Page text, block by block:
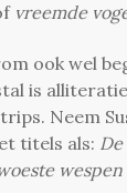
vreemde
ook wel
is
Neem
titels als:
wespen